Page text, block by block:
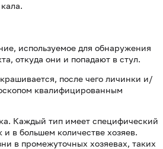
используемое для обнаружения
откуда они и попадают в стул.
после чего личинки и/
квалифицированным
Каждый тип имеет специфический
в большем количестве хозяев.
в промежуточных хозяевах, таких